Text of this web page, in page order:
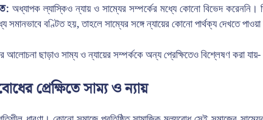
অধ্যাপক ল্যাস্কিও ন্যায় ও সাম্যের সম্পর্কের মধ্যে কোনো বিভেদ
সমানভাবে বণ্টিত হয়, তাহলে সাম্যের সঙ্গে ন্যায়ের কোনো পার্থক্য দেখতে পাওয়া
আলোচনা ছাড়াও সাম্য ও ন্যায়ের সম্পর্ককে অন্য প্রেক্ষিতেও বিশ্লেষণ করা যায়-
প্রেক্ষিতে সাম্য ও ন্যায়